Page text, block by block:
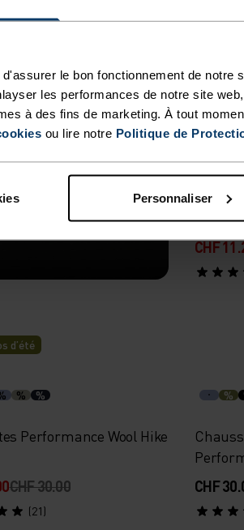
le bon fonctionnement de notre
les performances de notre site
à des fins de marketing. À tout
ou lire notre Politique de
Personnaliser
CHF
d’été
% %
Performance Wool Hike
CHF 30.00
(21)
%
CHF
cibé,